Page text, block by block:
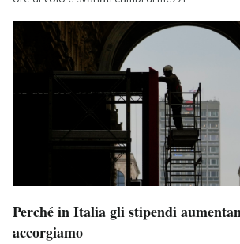
Perché in Italia gli stipendi
accorgiamo